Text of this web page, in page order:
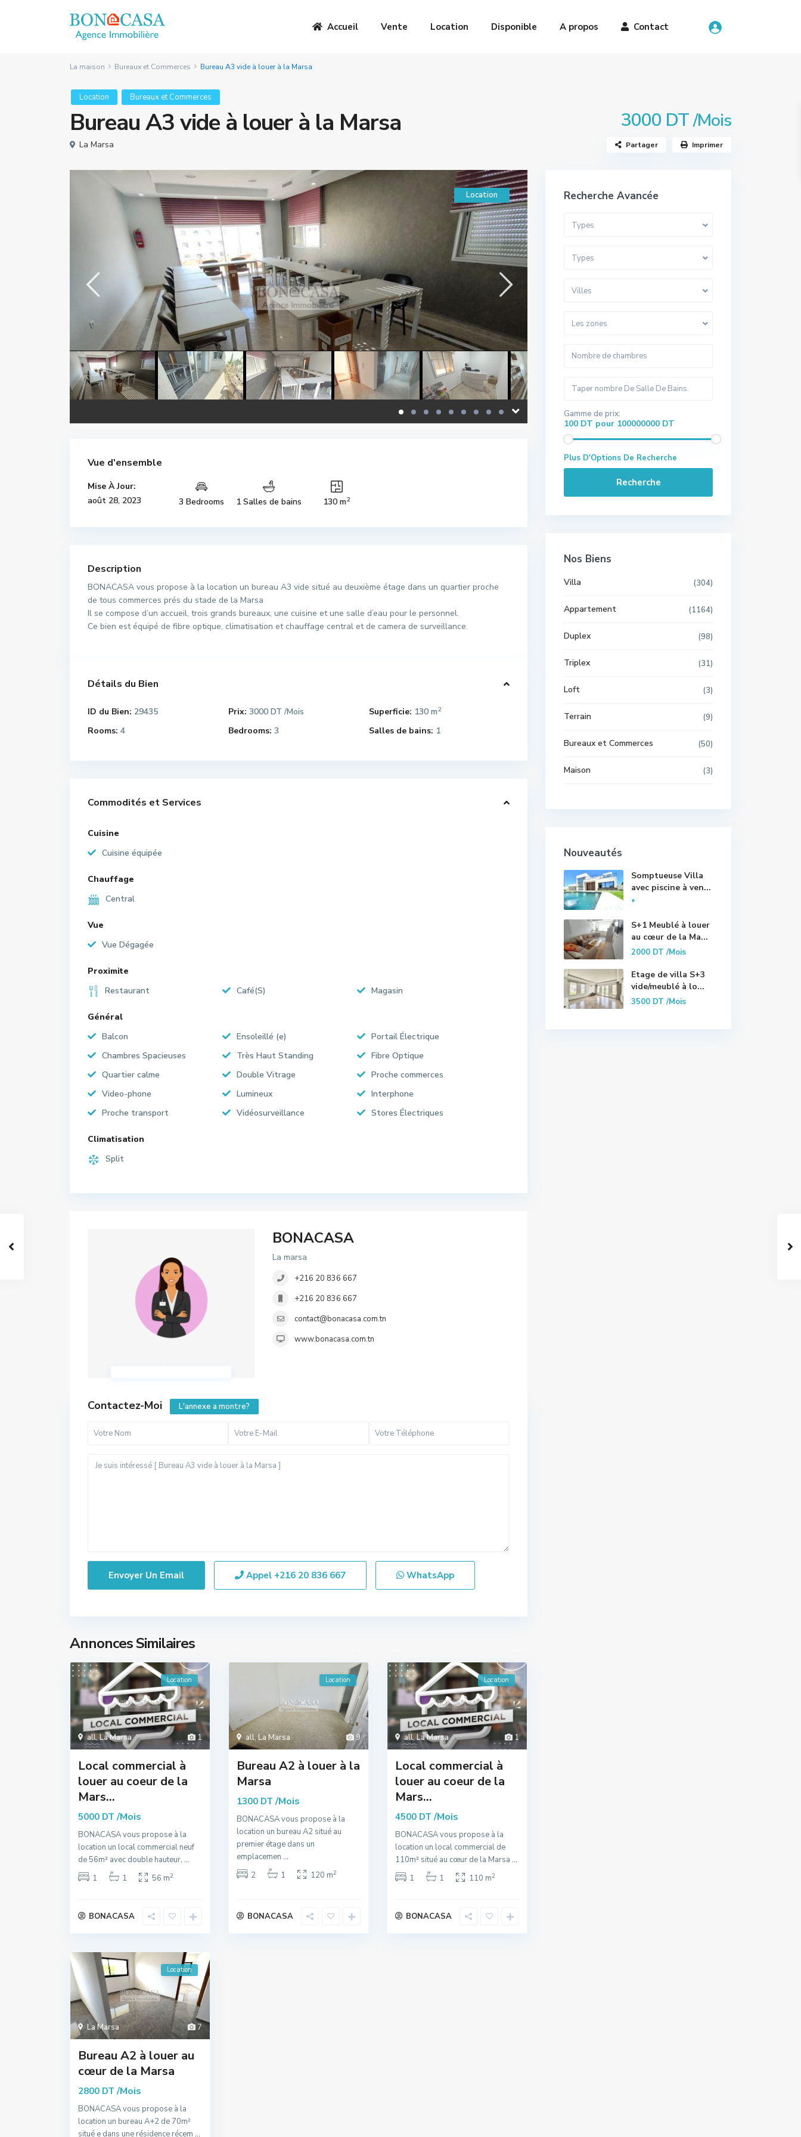
Accueil Vente Location Disponible A propos Contact
La maison Bureaux et Commerces Bureau A3 vide à louer à la Marsa
Location Bureaux et Commerces
Bureau A3 vide à louer à la Marsa 3000 DT/Mois
La Marsa Partager Imprimer
Location
Vue d'ensemble
Mise À Jour:
août 28, 2023
3 Bedrooms 1 Salles de bains 130 m2
Description
BONACASA vous propose à la location un bureau A3 vide situé au deuxième étage dans un quartier proche
de tous commerces prés du stade de la Marsa
Il se compose d’un accueil, trois grands bureaux, une cuisine et une salle d’eau pour le personnel.
Ce bien est équipé de fibre optique, climatisation et chauffage central et de camera de surveillance.
Détails du Bien
ID du Bien: 29435 Prix: 3000 DT /Mois Superficie: 130 m2
Rooms: 4 Bedrooms: 3 Salles de bains: 1
Commodités et Services
Cuisine
Cuisine équipée
Chauffage
Central
Vue
Vue Dégagée
Proximite
Restaurant
Café(S) Magasin
Général
Balcon
Ensoleillé (e)
Portail Électrique
Chambres Spacieuses
Très Haut Standing
Fibre Optique
Quartier calme
Double Vitrage
Proche commerces
Video-phone
Lumineux
Interphone
Proche transport
Vidéosurveillance Stores Électriques
Climatisation
Split
BONACASA
La marsa
+216 20 836 667
+216 20 836 667
contact@bonacasa.com.tn
www.bonacasa.com.tn
Contactez-Moi L'annexe a montre?
Appel +216 20 836 667 WhatsApp
Annonces Similaires
1
all,La Marsa
Location
Local commercial à
louer au coeur de la
Mars...
5000 DT/Mois
BONACASA vous propose à la
location un local commercial neuf
de 56m² avec double hauteur, ...
1
1 56 m2
BONACASA
9
all,La Marsa
Location
Bureau A2 à louer à la
Marsa
1300 DT/Mois
BONACASA vous propose à la
location un bureau A2 situé au
premier étage dans un
emplacemen ...
2
1 120 m2
BONACASA
1
all,La Marsa
Location
Local commercial à
louer au coeur de la
Mars...
4500 DT/Mois
BONACASA vous propose à la
location un local commercial de
110m² situé au cœur de la Marsa ...
1
1 110 m2
BONACASA
7
La Marsa
Location
Bureau A2 à louer au
cœur de la Marsa
2800 DT/Mois
BONACASA vous propose à la
location un bureau A+2 de 70m²
situé e dans une résidence récem ...
Recherche Avancée
Types
Types
Villes
Les zones
Gamme de prix:
100 DT pour 100000000 DT
Plus D'Options De Recherche
Recherche
Nos Biens
Villa (304)
Appartement (1164)
Duplex (98)
Triplex (31)
Loft (3)
Terrain (9)
Bureaux et Commerces (50)
Maison (3)
Nouveautés
Somptueuse Villa
avec piscine à ven...
*
S+1 Meublé à louer
au cœur de la Ma...
2000 DT/Mois
Etage de villa S+3
vide/meublé à lo...
3500 DT/Mois